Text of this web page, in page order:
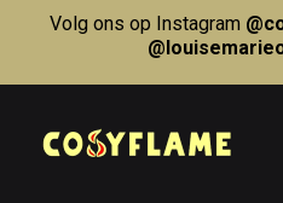
Volg ons op Instagram